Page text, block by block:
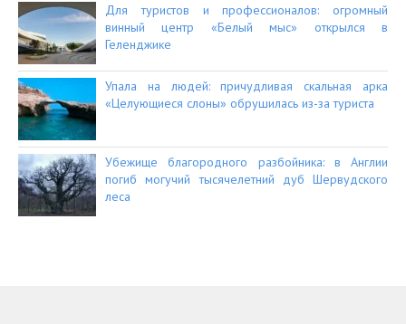
Для туристов и профессионалов: огромный
винный центр «Белый мыс» открылся в
Геленджике
Упала на людей: причудливая скальная арка
«Целующиеся слоны» обрушилась из-за туриста
Убежище благородного разбойника: в Англии
погиб могучий тысячелетний дуб Шервудского
леса